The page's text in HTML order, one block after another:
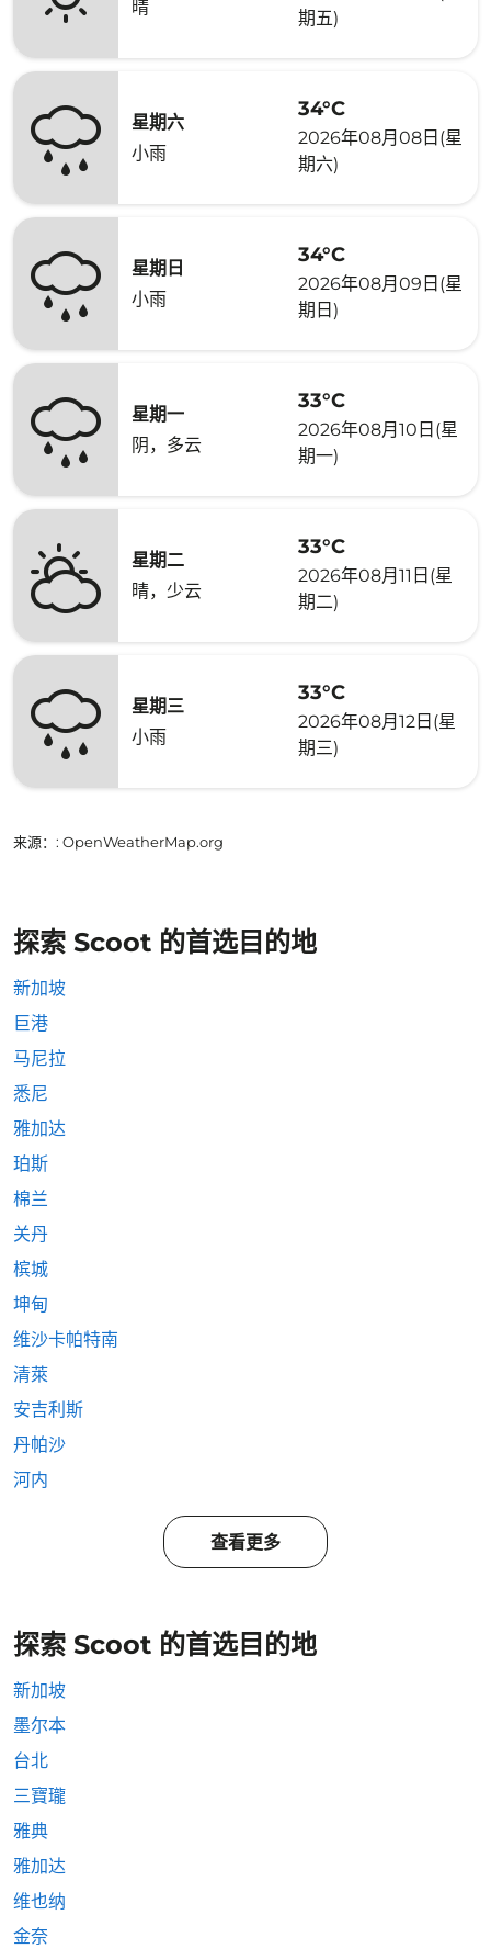
晴
期五)
星期六
小雨
34°C
2026年08月08日(星
期六)
星期日
小雨
34°C
2026年08月09日(星
期日)
星期一
阴，多云
33°C
2026年08月10日(星
期一)
星期二
晴，少云
33°C
2026年08月11日(星
期二)
星期三
小雨
33°C
2026年08月12日(星
期三)
来源： : OpenWeatherMap.org
探索 Scoot 的首选目的地
新加坡
巨港
马尼拉
悉尼
雅加达
珀斯
棉兰
关丹
槟城
坤甸
维沙卡帕特南
清萊
安吉利斯
丹帕沙
河内
查看更多
探索 Scoot 的首选目的地
新加坡
墨尔本
台北
三寶瓏
雅典
雅加达
维也纳
金奈